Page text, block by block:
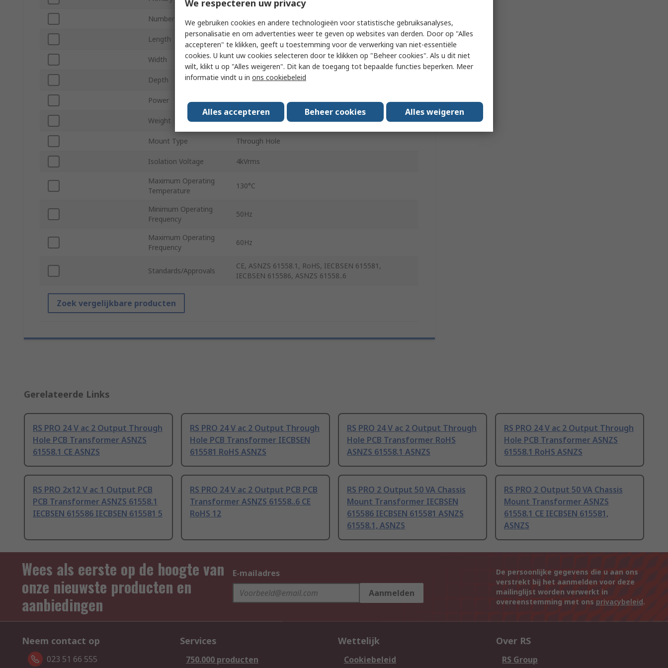
Number of Outputs
Length 54mm
Width 45mm
Depth 41mm
Power 12VA
Weight 400g
Mount Type Through Hole
Isolation Voltage 4kVrms
Maximum Operating
Temperature
130°C
Minimum Operating
Frequency
50Hz
Maximum Operating
Frequency
60Hz
Standards/Approvals
CE, ASNZS 61558.1, RoHS, IECBSEN 615581,
IECBSEN 615586, ASNZS 61558..6
Zoek vergelijkbare producten
Gerelateerde Links
RS PRO 24 V ac 2 Output Through
Hole PCB Transformer ASNZS
61558.1 CE ASNZS
RS PRO 24 V ac 2 Output Through
Hole PCB Transformer IECBSEN
615581 RoHS ASNZS
RS PRO 24 V ac 2 Output Through
Hole PCB Transformer RoHS
ASNZS 61558.1 ASNZS
RS PRO 24 V ac 2 Output Through
Hole PCB Transformer ASNZS
61558.1 RoHS ASNZS
RS PRO 2x12 V ac 1 Output PCB
PCB Transformer ASNZS 61558.1
IECBSEN 615586 IECBSEN 615581 5
RS PRO 24 V ac 2 Output PCB PCB
Transformer ASNZS 61558..6 CE
RoHS 12
RS PRO 2 Output 50 VA Chassis
Mount Transformer IECBSEN
615586 IECBSEN 615581 ASNZS
61558.1, ASNZS
RS PRO 2 Output 50 VA Chassis
Mount Transformer ASNZS
61558.1 CE IECBSEN 615581,
ASNZS
Wees als eerste op de hoogte van
onze nieuwste producten en
aanbiedingen
E-mailadres
Aanmelden
De persoonlijke gegevens die u aan ons
verstrekt bij het aanmelden voor deze
mailinglijst worden verwerkt in
overeenstemming met ons privacybeleid.
Neem contact op
023 51 66 555
Services
750.000 producten
Wettelijk
Cookiebeleid
Over RS
RS Group
We respecteren uw privacy
We gebruiken cookies en andere technologieën voor statistische gebruiksanalyses,
personalisatie en om advertenties weer te geven op websites van derden. Door op "Alles
accepteren" te klikken, geeft u toestemming voor de verwerking van niet-essentiële
cookies. U kunt uw cookies selecteren door te klikken op "Beheer cookies". Als u dit niet
wilt, klikt u op "Alles weigeren". Dit kan de toegang tot bepaalde functies beperken. Meer
informatie vindt u in ons cookiebeleid
Alles accepteren Beheer cookies Alles weigeren